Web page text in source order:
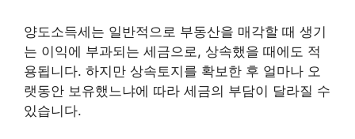
양도소득세는 일반적으로 부동산을 매각할 때 생기
는 이익에 부과되는 세금으로, 상속했을 때에도 적
용됩니다. 하지만 상속토지를 확보한 후 얼마나 오
랫동안 보유했느냐에 따라 세금의 부담이 달라질 수
있습니다.